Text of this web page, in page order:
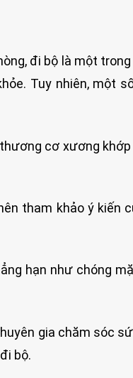
đi bộ là một
Tuy nhiên, một
cơ xương
tham khảo ý kiến
hạn như chóng
gia chăm sóc
bộ.